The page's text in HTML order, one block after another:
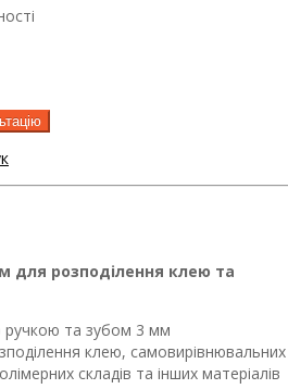
для розподілення клею та
ручкою та зубом 3 мм
клею, самовирівнювальних
складів та інших матеріалів